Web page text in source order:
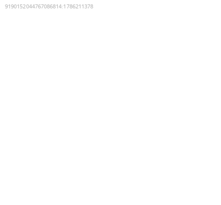
9190152044767086814:1786211378